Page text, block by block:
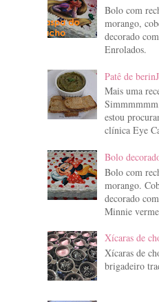
Bolo com
morango,
decorado
Enrolados.
Patê de
Mais uma
estou
clínica Eye
Bolo
Bolo com
morango.
decorado
Minnie
Xícaras de
Xícaras de
brigadeiro